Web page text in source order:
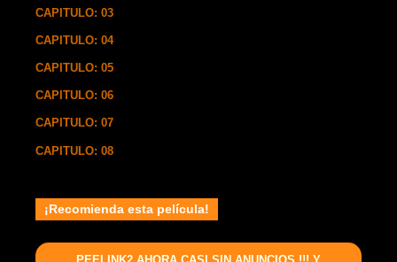
CAPITULO: 03
CAPITULO: 04
CAPITULO: 05
CAPITULO: 06
CAPITULO: 07
CAPITULO: 08
¡Recomienda esta película!